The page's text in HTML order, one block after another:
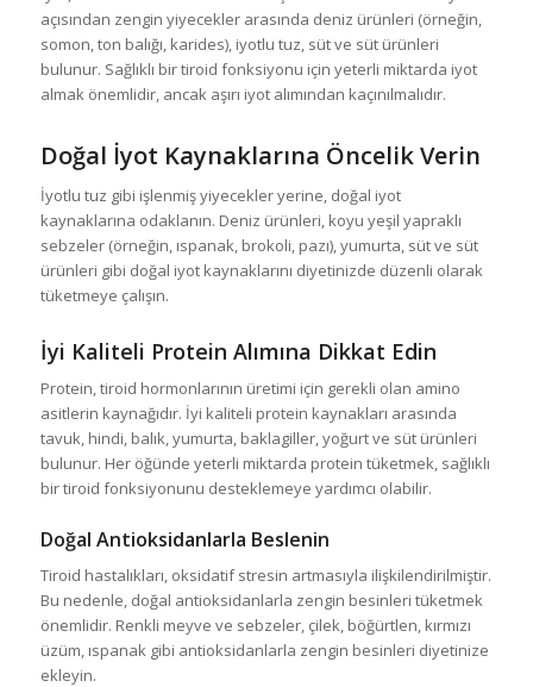
açısından zengin yiyecekler arasında deniz ürünleri (örneğin,
somon, ton balığı, karides), iyotlu tuz, süt ve süt ürünleri
bulunur. Sağlıklı bir tiroid fonksiyonu için yeterli miktarda iyot
almak önemlidir, ancak aşırı iyot alımından kaçınılmalıdır.
Doğal İyot Kaynaklarına Öncelik Verin
İyotlu tuz gibi işlenmiş yiyecekler yerine, doğal iyot
kaynaklarına odaklanın. Deniz ürünleri, koyu yeşil yapraklı
sebzeler (örneğin, ıspanak, brokoli, pazı), yumurta, süt ve süt
ürünleri gibi doğal iyot kaynaklarını diyetinizde düzenli olarak
tüketmeye çalışın.
İyi Kaliteli Protein Alımına Dikkat Edin
Protein, tiroid hormonlarının üretimi için gerekli olan amino
asitlerin kaynağıdır. İyi kaliteli protein kaynakları arasında
tavuk, hindi, balık, yumurta, baklagiller, yoğurt ve süt ürünleri
bulunur. Her öğünde yeterli miktarda protein tüketmek, sağlıklı
bir tiroid fonksiyonunu desteklemeye yardımcı olabilir.
Doğal Antioksidanlarla Beslenin
Tiroid hastalıkları, oksidatif stresin artmasıyla ilişkilendirilmiştir.
Bu nedenle, doğal antioksidanlarla zengin besinleri tüketmek
önemlidir. Renkli meyve ve sebzeler, çilek, böğürtlen, kırmızı
üzüm, ıspanak gibi antioksidanlarla zengin besinleri diyetinize
ekleyin.